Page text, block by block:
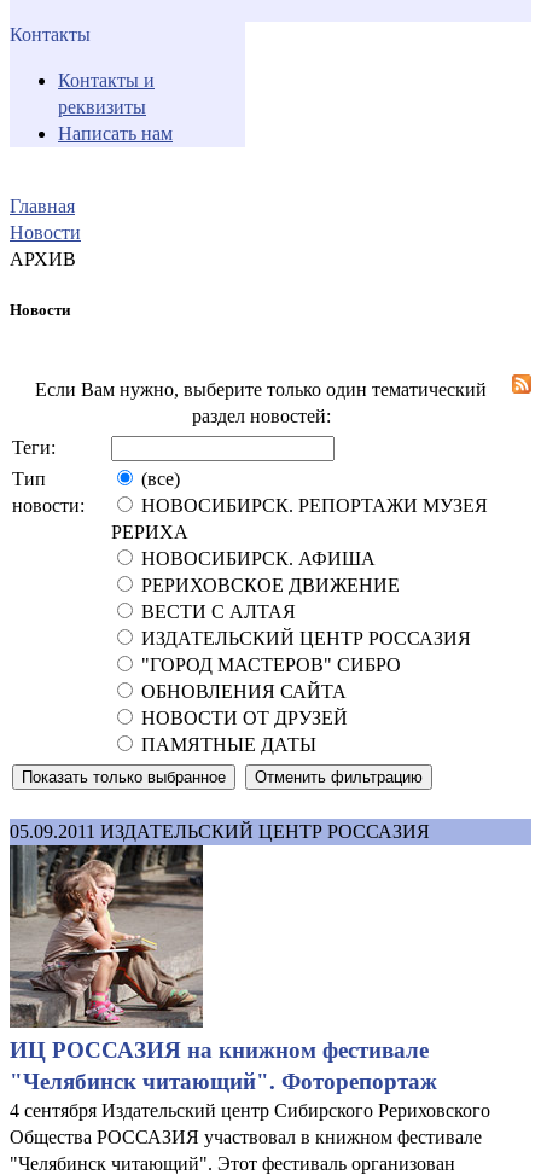
Контакты
Контакты и
реквизиты
Написать нам
Главная
Новости
АРХИВ
Новости
Если Вам нужно, выберите только один тематический
раздел новостей:
Теги:
Тип
новости:
(все)
НОВОСИБИРСК. РЕПОРТАЖИ МУЗЕЯ
РЕРИХА
НОВОСИБИРСК. АФИША
РЕРИХОВСКОЕ ДВИЖЕНИЕ
ВЕСТИ С АЛТАЯ
ИЗДАТЕЛЬСКИЙ ЦЕНТР РОССАЗИЯ
"ГОРОД МАСТЕРОВ" СИБРО
ОБНОВЛЕНИЯ САЙТА
НОВОСТИ ОТ ДРУЗЕЙ
ПАМЯТНЫЕ ДАТЫ
05.09.2011 ИЗДАТЕЛЬСКИЙ ЦЕНТР РОССАЗИЯ
ИЦ РОССАЗИЯ на книжном фестивале
"Челябинск читающий". Фоторепортаж
4 сентября Издательский центр Сибирского Рериховского
Общества РОССАЗИЯ участвовал в книжном фестивале
"Челябинск читающий". Этот фестиваль организован